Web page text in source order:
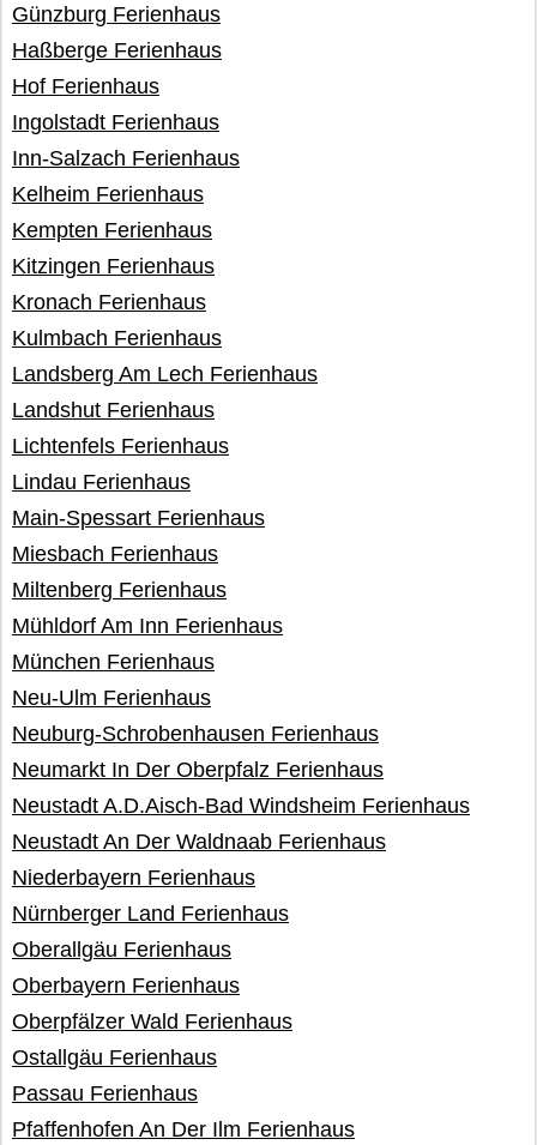
Günzburg Ferienhaus
Haßberge Ferienhaus
Hof Ferienhaus
Ingolstadt Ferienhaus
Inn-Salzach Ferienhaus
Kelheim Ferienhaus
Kempten Ferienhaus
Kitzingen Ferienhaus
Kronach Ferienhaus
Kulmbach Ferienhaus
Landsberg Am Lech Ferienhaus
Landshut Ferienhaus
Lichtenfels Ferienhaus
Lindau Ferienhaus
Main-Spessart Ferienhaus
Miesbach Ferienhaus
Miltenberg Ferienhaus
Mühldorf Am Inn Ferienhaus
München Ferienhaus
Neu-Ulm Ferienhaus
Neuburg-Schrobenhausen Ferienhaus
Neumarkt In Der Oberpfalz Ferienhaus
Neustadt A.D.Aisch-Bad Windsheim Ferienhaus
Neustadt An Der Waldnaab Ferienhaus
Niederbayern Ferienhaus
Nürnberger Land Ferienhaus
Oberallgäu Ferienhaus
Oberbayern Ferienhaus
Oberpfälzer Wald Ferienhaus
Ostallgäu Ferienhaus
Passau Ferienhaus
Pfaffenhofen An Der Ilm Ferienhaus